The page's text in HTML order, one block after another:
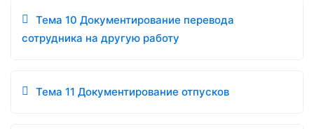
Тема 10 Документирование перевода
сотрудника на другую работу
Тема 11 Документирование отпусков